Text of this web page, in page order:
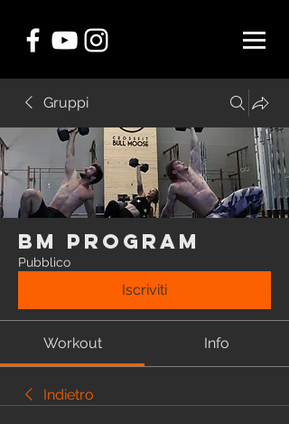
Gruppi
BM Program
Pubblico
Iscriviti
Workout Info
Indietro